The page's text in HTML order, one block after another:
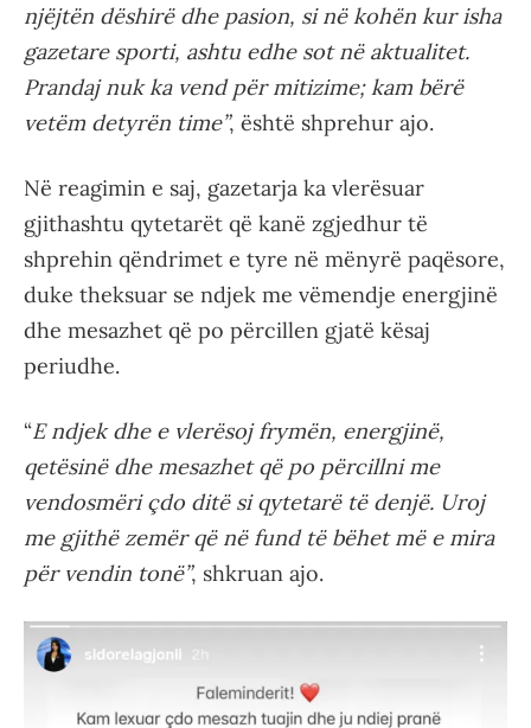
njëjtën dëshirë dhe pasion, si në kohën kur isha
gazetare sporti, ashtu edhe sot në aktualitet.
Prandaj nuk ka vend për mitizime; kam bërë
vetëm detyrën time”, është shprehur ajo.
Në reagimin e saj, gazetarja ka vlerësuar
gjithashtu qytetarët që kanë zgjedhur të
shprehin qëndrimet e tyre në mënyrë paqësore,
duke theksuar se ndjek me vëmendje energjinë
dhe mesazhet që po përcillen gjatë kësaj
periudhe.
“E ndjek dhe e vlerësoj frymën, energjinë,
qetësinë dhe mesazhet që po përcillni me
vendosmëri çdo ditë si qytetarë të denjë. Uroj
me gjithë zemër që në fund të bëhet më e mira
për vendin tonë”, shkruan ajo.